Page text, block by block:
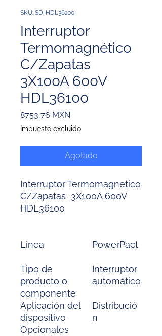
SKU: SD-HDL36100
Interruptor
Termomagnético
C/Zapatas
3X100A 600V
HDL36100
8753,76 MXN
Impuesto excluido
Agotado
Interruptor Termomagnetico
C/Zapatas 3X100A 600V
HDL36100
Linea PowerPact
Tipo de
producto o
componente
Interruptor
automático
Aplicación del
dispositivo
Distribució
n
Opcionales